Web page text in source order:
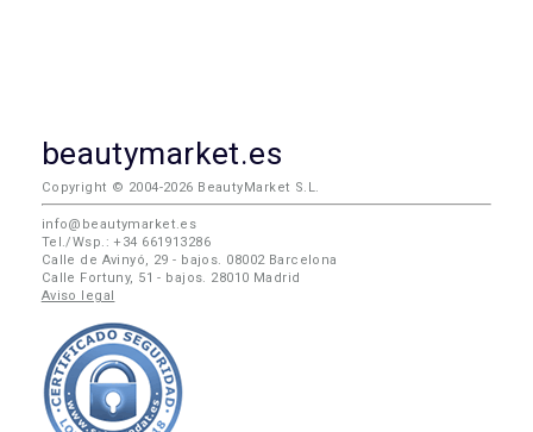
beautymarket.es
Copyright © 2004-2026 BeautyMarket S.L.
info@beautymarket.es
Tel./Wsp.: +34 661913286
Calle de Avinyó, 29 - bajos. 08002 Barcelona
Calle Fortuny, 51 - bajos. 28010 Madrid
Aviso legal